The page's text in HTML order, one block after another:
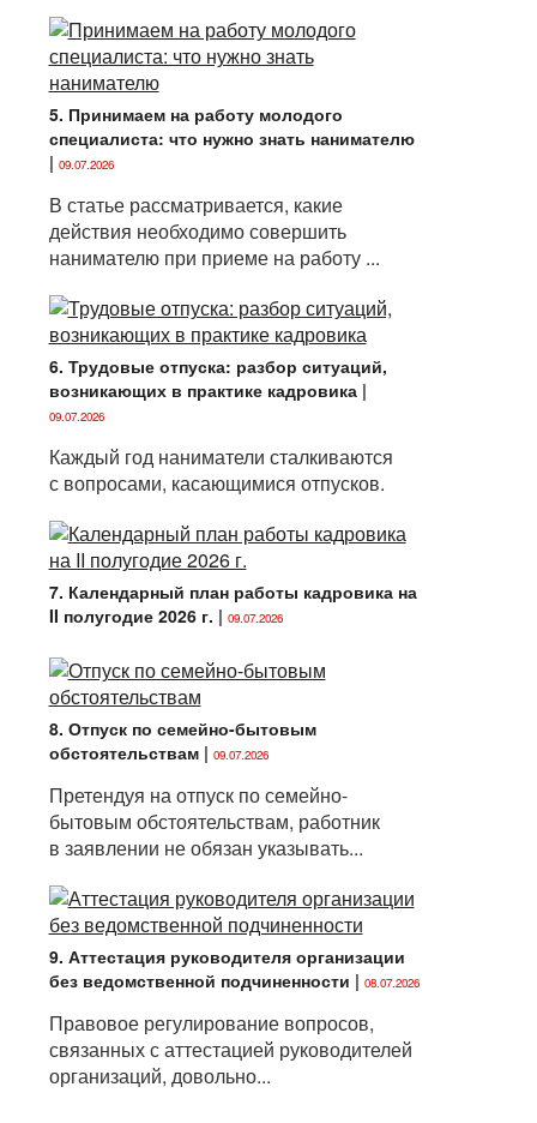
5. Принимаем на работу молодого
специалиста: что нужно знать нанимателю
| 09.07.2026
В статье рассматривается, какие
действия необходимо совершить
нанимателю при приеме на работу ...
6. Трудовые отпуска: разбор ситуаций,
возникающих в практике кадровика|
09.07.2026
Каждый год наниматели сталкиваются
с вопросами, касающимися отпусков.
7. Календарный план работы кадровика на
II полугодие 2026 г. | 09.07.2026
8. Отпуск по семейно-бытовым
обстоятельствам| 09.07.2026
Претендуя на отпуск по семейно-
бытовым обстоятельствам, работник
в заявлении не обязан указывать...
9. Аттестация руководителя организации
без ведомственной подчиненности | 08.07.2026
Правовое регулирование вопросов,
связанных с аттестацией руководителей
организаций, довольно...